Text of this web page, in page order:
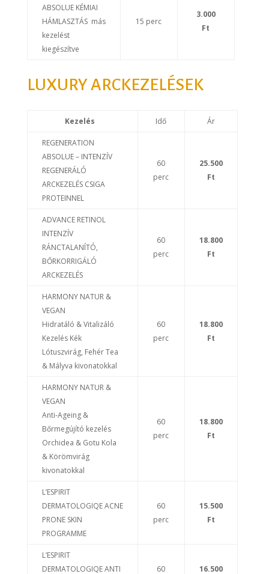
ABSOLUE KÉMIAI
HÁMLASZTÁS más
kezelést
kiegészítve
15 perc
3.000
Ft
LUXURY ARCKEZELÉSEK
Kezelés Idő Ár
REGENERATION
ABSOLUE – INTENZÍV
REGENERÁLÓ
ARCKEZELÉS CSIGA
PROTEINNEL
60
perc
25.500
Ft
ADVANCE RETINOL
INTENZÍV
RÁNCTALANÍTÓ,
BŐRKORRIGÁLÓ
ARCKEZELÉS
60
perc
18.800
Ft
HARMONY NATUR &
VEGAN
Hidratáló & Vitalizáló
Kezelés Kék
Lótuszvirág, Fehér Tea
& Mályva kivonatokkal
60
perc
18.800
Ft
HARMONY NATUR &
VEGAN
Anti-Ageing &
Bőrmegújító kezelés
Orchidea & Gotu Kola
& Körömvirág
kivonatokkal
60
perc
18.800
Ft
L’ESPIRIT
DERMATOLOGIQE ACNE
PRONE SKIN
PROGRAMME
60
perc
15.500
Ft
L’ESPIRIT
DERMATOLOGIQE ANTI
60 16.500